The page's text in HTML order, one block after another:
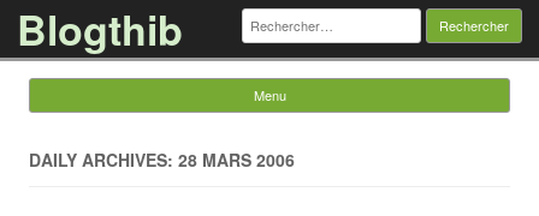
Blogthib Rechercher :
Menu
DAILY ARCHIVES: 28 MARS 2006